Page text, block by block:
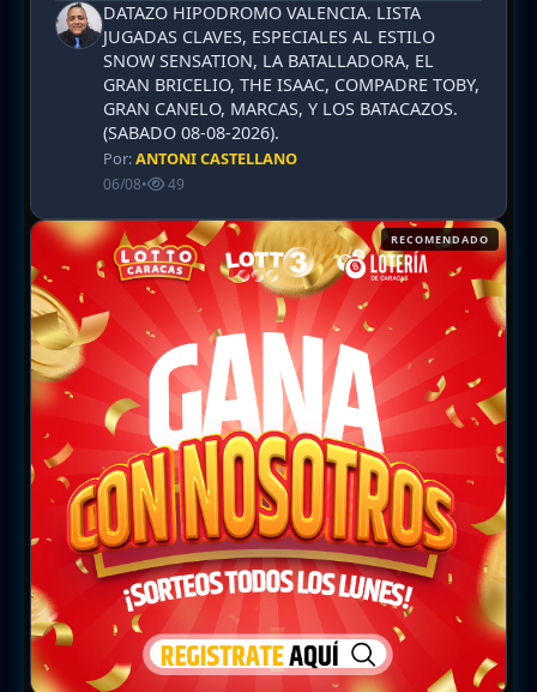
DATAZO HIPODROMO VALENCIA. LISTA
JUGADAS CLAVES, ESPECIALES AL ESTILO
SNOW SENSATION, LA BATALLADORA, EL
GRAN BRICELIO, THE ISAAC, COMPADRE TOBY,
GRAN CANELO, MARCAS, Y LOS BATACAZOS.
(SABADO 08-08-2026).
Por:ANTONI CASTELLANO
06/08• 49
RECOMENDADO